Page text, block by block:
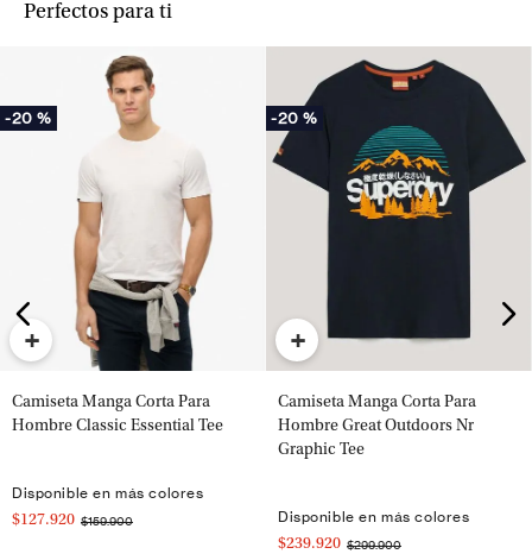
Perfectos para ti
-20 %
+
Camiseta Manga Corta Para
Hombre Classic Essential Tee
Disponible en más colores
$127.920 $159.900
-20 %
+
Camiseta Manga Corta Para
Hombre Great Outdoors Nr
Graphic Tee
Disponible en más colores
$239.920 $299.900